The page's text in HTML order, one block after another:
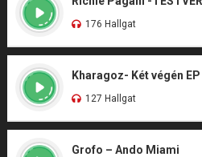
176 Hallgat
Kharagoz- Két végén
127 Hallgat
Grofo – Ando Miami